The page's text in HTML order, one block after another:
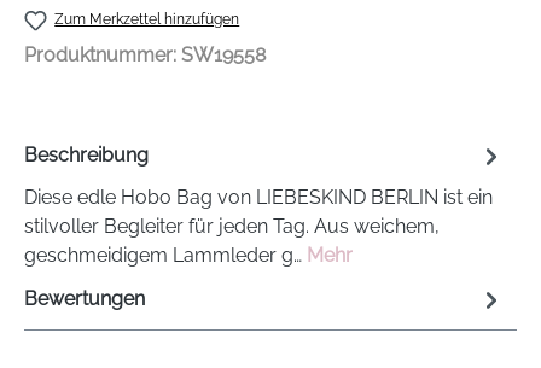
Zum Merkzettel hinzufügen
Produktnummer: SW19558
Beschreibung
Diese edle Hobo Bag von LIEBESKIND BERLIN ist ein
stilvoller Begleiter für jeden Tag. Aus weichem,
geschmeidigem Lammleder g… Mehr
Bewertungen